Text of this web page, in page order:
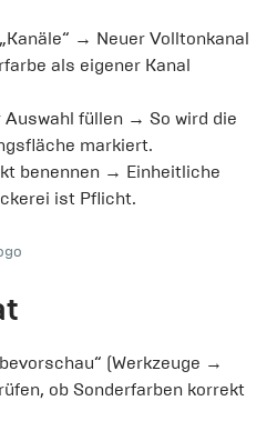
→ Neuer Volltonkanal
als eigener Kanal
füllen → So wird die
markiert.
benennen → Einheitliche
ist Pflicht.
(Werkzeuge →
ob Sonderfarben korrekt